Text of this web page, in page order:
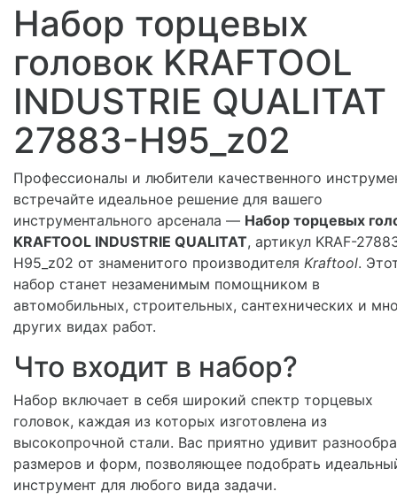
Набор торцевых
головок KRAFTOOL
INDUSTRIE QUALITAT
27883-H95_z02
Профессионалы и любители качественного
встречайте идеальное решение для вашего
инструментального арсенала — Набор торцевых
KRAFTOOL INDUSTRIE QUALITAT, артикул KRAF-
H95_z02 от знаменитого производителя Kraftool.
набор станет незаменимым помощником в
автомобильных, строительных, сантехнических и
других видах работ.
Что входит в набор?
Набор включает в себя широкий спектр торцевых
головок, каждая из которых изготовлена из
высокопрочной стали. Вас приятно удивит
размеров и форм, позволяющее подобрать
инструмент для любого вида задачи.